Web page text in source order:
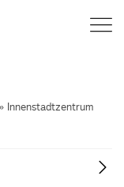
Innenstadtzentrum